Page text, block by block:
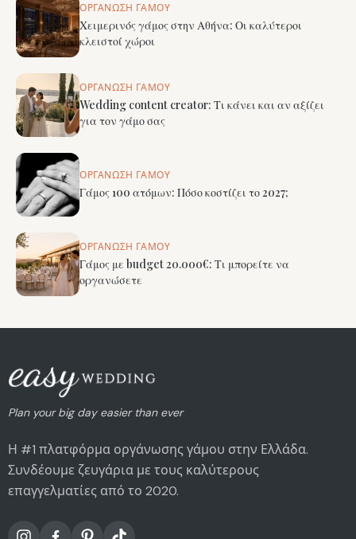
ΟΡΓΆΝΩΣΗ ΓΆΜΟΥ
Χειμερινός γάμος στην Αθήνα: Οι καλύτεροι
κλειστοί χώροι
ΟΡΓΆΝΩΣΗ ΓΆΜΟΥ
Wedding content creator: Τι κάνει και αν αξίζει
για τον γάμο σας
ΟΡΓΆΝΩΣΗ ΓΆΜΟΥ
Γάμος 100 ατόμων: Πόσο κοστίζει το 2027;
ΟΡΓΆΝΩΣΗ ΓΆΜΟΥ
Γάμος με budget 20.000€: Τι μπορείτε να
οργανώσετε
Plan your big day easier than ever
Η #1 πλατφόρμα οργάνωσης γάμου στην Ελλάδα.
Συνδέουμε ζευγάρια με τους καλύτερους
επαγγελματίες από το 2020.